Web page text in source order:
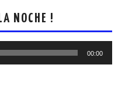
NOCHE !
00:00